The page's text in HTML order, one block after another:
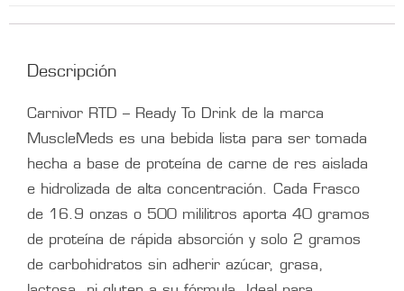
Descripción
Carnivor RTD – Ready To Drink de la marca
MuscleMeds es una bebida lista para ser tomada
hecha a base de proteína de carne de res aislada
e hidrolizada de alta concentración. Cada Frasco
de 16.9 onzas o 500 mililitros aporta 40 gramos
de proteína de rápida absorción y solo 2 gramos
de carbohidratos sin adherir azúcar, grasa,